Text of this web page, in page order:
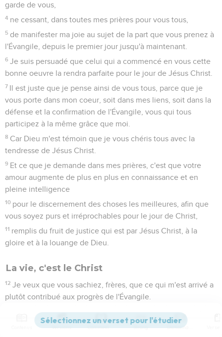
garde de vous,
4 ne cessant, dans toutes mes prières pour vous tous,
5 de manifester ma joie au sujet de la part que vous prenez à
l'Évangile, depuis le premier jour jusqu'à maintenant.
6 Je suis persuadé que celui qui a commencé en vous cette
bonne oeuvre la rendra parfaite pour le jour de Jésus Christ.
7 Il est juste que je pense ainsi de vous tous, parce que je
vous porte dans mon coeur, soit dans mes liens, soit dans la
défense et la confirmation de l'Évangile, vous qui tous
participez à la même grâce que moi.
8 Car Dieu m'est témoin que je vous chéris tous avec la
tendresse de Jésus Christ.
9 Et ce que je demande dans mes prières, c'est que votre
amour augmente de plus en plus en connaissance et en
pleine intelligence
10 pour le discernement des choses les meilleures, afin que
vous soyez purs et irréprochables pour le jour de Christ,
11 remplis du fruit de justice qui est par Jésus Christ, à la
gloire et à la louange de Dieu.
La vie, c'est le Christ
12 Je veux que vous sachiez, frères, que ce qui m'est arrivé a
plutôt contribué aux progrès de l'Évangile.
En effet, dans tout le prétoire et partout ailleurs, nul
n'ignore que c'est pour Christ que je suis dans les liens,
Versions Commentaires Strong